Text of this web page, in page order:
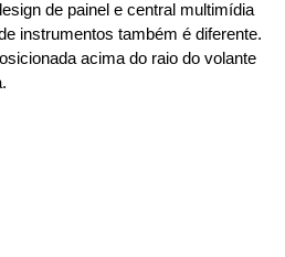
de painel e central multimídia
instrumentos também é diferente.
acima do raio do volante